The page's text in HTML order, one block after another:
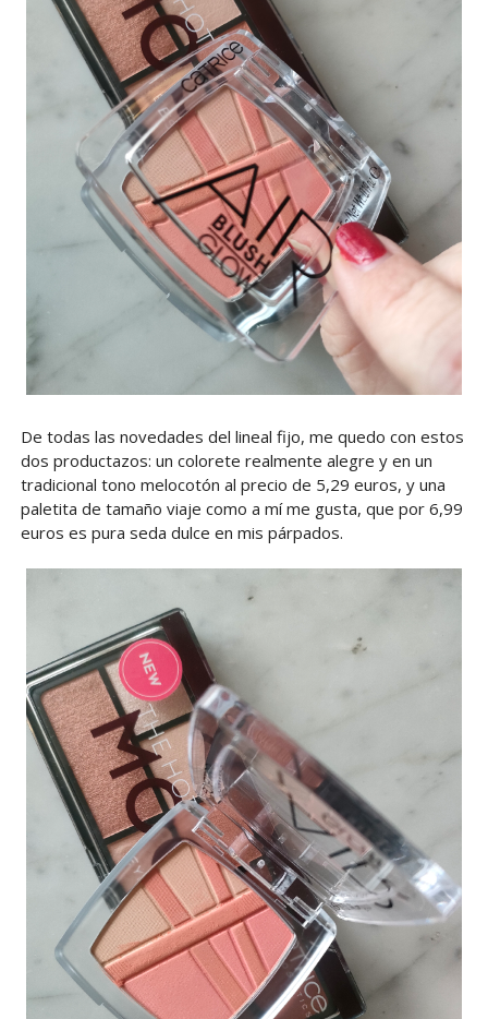
De todas las novedades del lineal fijo, me quedo con estos
dos productazos: un colorete realmente alegre y en un
tradicional tono melocotón al precio de 5,29 euros, y una
paletita de tamaño viaje como a mí me gusta, que por 6,99
euros es pura seda dulce en mis párpados.